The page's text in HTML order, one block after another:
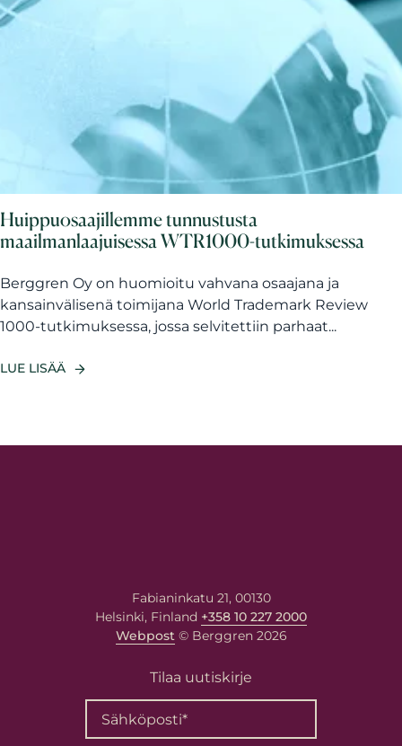
Huippuosaajillemme tunnustusta
maailmanlaajuisessa WTR1000-tutkimuksessa
Berggren Oy on huomioitu vahvana osaajana ja
kansainvälisenä toimijana World Trademark Review
1000-tutkimuksessa, jossa selvitettiin parhaat...
LUE LISÄÄ
Fabianinkatu 21, 00130
Helsinki, Finland +358 10 227 2000
Webpost© Berggren 2026
Tilaa uutiskirje